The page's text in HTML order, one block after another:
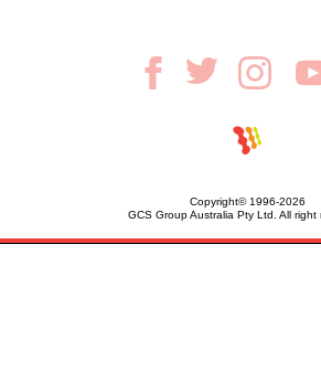
Copyright© 1996-2026
GCS Group Australia Pty Ltd. All right